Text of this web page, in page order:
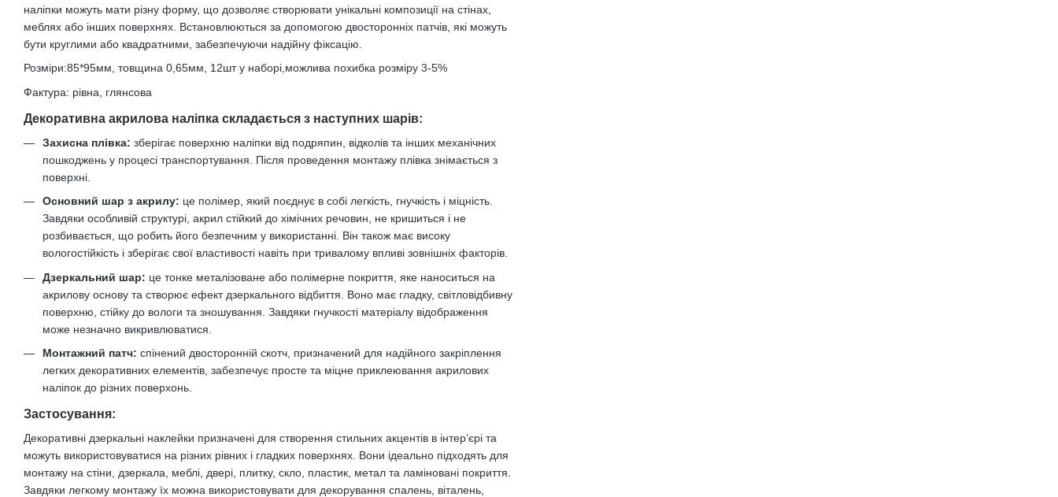
наліпки можуть мати різну форму, що дозволяє створювати унікальні композиції на стінах,
меблях або інших поверхнях. Встановлюються за допомогою двосторонніх патчів, які можуть
бути круглими або квадратними, забезпечуючи надійну фіксацію.
Розміри:85*95мм, товщина 0,65мм, 12шт у наборі,можлива похибка розміру 3-5%
Фактура: рівна, глянсова
Декоративна акрилова наліпка складається з наступних шарів:
Захисна плівка: зберігає поверхню наліпки від подряпин, відколів та інших механічних
пошкоджень у процесі транспортування. Після проведення монтажу плівка знімається з
поверхні.
Основний шар з акрилу: це полімер, який поєднує в собі легкість, гнучкість і міцність.
Завдяки особливій структурі, акрил стійкий до хімічних речовин, не кришиться і не
розбивається, що робить його безпечним у використанні. Він також має високу
вологостійкість і зберігає свої властивості навіть при тривалому впливі зовнішніх факторів.
Дзеркальний шар: це тонке металізоване або полімерне покриття, яке наноситься на
акрилову основу та створює ефект дзеркального відбиття. Воно має гладку, світловідбивну
поверхню, стійку до вологи та зношування. Завдяки гнучкості матеріалу відображення
може незначно викривлюватися.
Монтажний патч: спінений двосторонній скотч, призначений для надійного закріплення
легких декоративних елементів, забезпечує просте та міцне приклеювання акрилових
наліпок до різних поверхонь.
Застосування:
Декоративні дзеркальні наклейки призначені для створення стильних акцентів в інтер’єрі та
можуть використовуватися на різних рівних і гладких поверхнях. Вони ідеально підходять для
монтажу на стіни, дзеркала, меблі, двері, плитку, скло, пластик, метал та ламіновані покриття.
Завдяки легкому монтажу їх можна використовувати для декорування спалень, віталень,